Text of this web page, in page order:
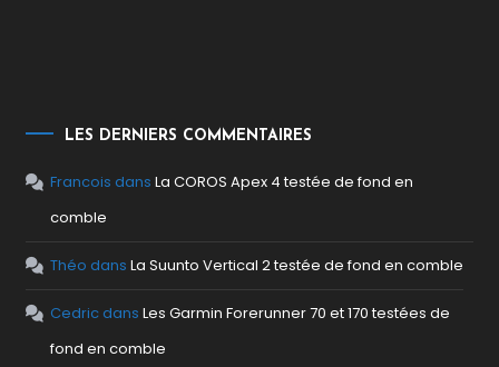
LES DERNIERS COMMENTAIRES
Francois dansLa COROS Apex 4 testée de fond en
comble
Théo dansLa Suunto Vertical 2 testée de fond en comble
CedricdansLes Garmin Forerunner 70 et 170 testées de
fond en comble